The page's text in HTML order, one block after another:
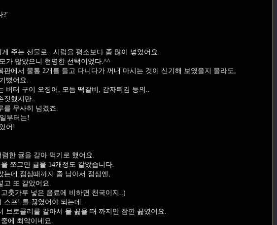
?'
주는 선물로.. 시럽을 평소보다 좀 많이 넣었어요.
가 많았으니 현명한 선택이었다.^^
판에서 물통 2개를 들고 다니다가 꺼내 마시는 것이 신기해 보였을지 몰라도,
뻤어요.
버터 구이 오징어, 모듬 떡갈비, 감자튀김 등의..
짓했지만..
를 무사히 넘겼죠.
부터는!
어!
한 귤을 갈아 먹기로 했어요.
쪼그만 귤을 14개정도 갈았습니다.
는데 점심때까지 좀 남아서 점심엔,
고 또 갈았어요.
춧가루 넣은 음료에 비하면 천국이지..)
스프! 를 끓였어야 되는데.
브로콜리를 갈아서 물 끓을 때 까지만 잠깐 끓였어요.
에 최악이네요.